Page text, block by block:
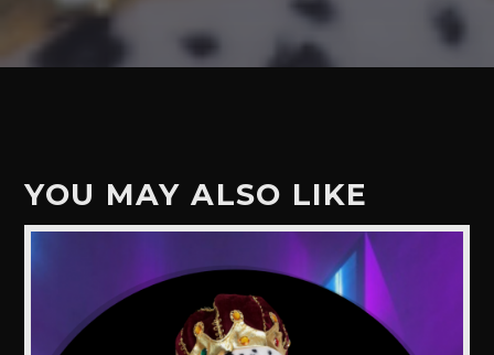
YOU MAY ALSO LIKE